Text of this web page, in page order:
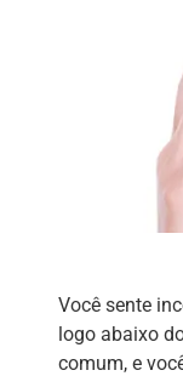
Você sente
logo abaixo
comum, e